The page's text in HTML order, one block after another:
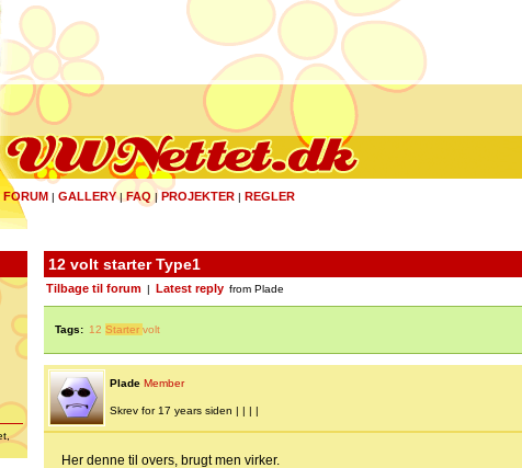
FORUM | GALLERY|FAQ | PROJEKTER | REGLER
12 volt starter Type1
Tilbage til forum Latest reply from Plade
Tags: 12 Starter volt
Plade Member
Skrev for 17 years siden | | | |
Her denne til overs, brugt men virker.